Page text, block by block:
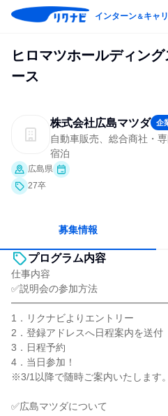
インターン＆キャ
ヒロマツホールディン
ース
株式会社広島マツダ 企
自動車販売、総合商社・
宿泊
広島県
27卒
募集情報
プログラム内容
仕事内容
✅説明会の参加方法
1．リクナビよりエントリー
2．登録アドレスへ日程案内を送付
3．日程予約
4．当日参加！
※3/1以降で随時ご案内いたします。
✅広島マツダについて